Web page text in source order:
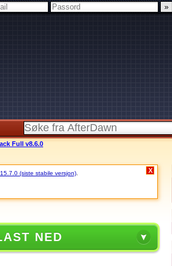
Full v8.6.0
(siste stabile versjon) X
NED